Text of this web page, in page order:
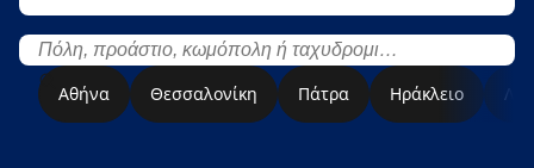
Αθήνα Θεσσαλονίκη Πάτρα Ηράκλειο